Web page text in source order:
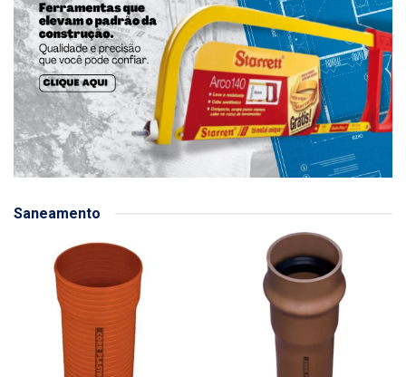
Saneamento